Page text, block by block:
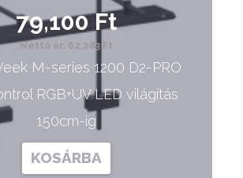
79,100 Ft
Nettó ár: 62,283 Ft
M-series 1200 D2-PRO
RGB+UV LED világítás
150cm-ig
KOSÁRBA